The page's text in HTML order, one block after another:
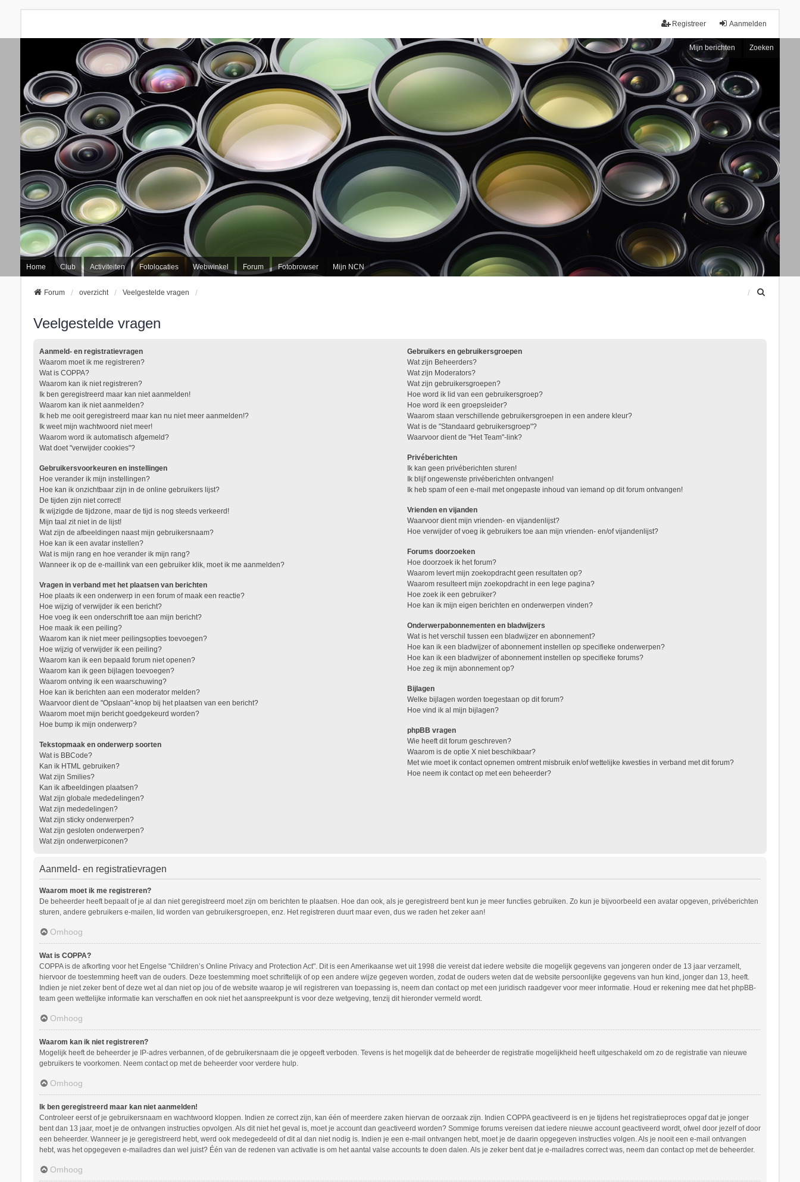
Aanmelden
Registreer
Mijn berichten Zoeken
Home Club Activiteiten Fotolocaties Webwinkel Forum Fotobrowser Mijn NCN
Forum overzicht Veelgestelde vragen
Veelgestelde vragen
Aanmeld- en registratievragen
Waarom moet ik me registreren?
Wat is COPPA?
Waarom kan ik niet registreren?
Ik ben geregistreerd maar kan niet aanmelden!
Waarom kan ik niet aanmelden?
Ik heb me ooit geregistreerd maar kan nu niet meer aanmelden!?
Ik weet mijn wachtwoord niet meer!
Waarom word ik automatisch afgemeld?
Wat doet "verwijder cookies"?
Gebruikersvoorkeuren en instellingen
Hoe verander ik mijn instellingen?
Hoe kan ik onzichtbaar zijn in de online gebruikers lijst?
De tijden zijn niet correct!
Ik wijzigde de tijdzone, maar de tijd is nog steeds verkeerd!
Mijn taal zit niet in de lijst!
Wat zijn de afbeeldingen naast mijn gebruikersnaam?
Hoe kan ik een avatar instellen?
Wat is mijn rang en hoe verander ik mijn rang?
Wanneer ik op de e-maillink van een gebruiker klik, moet ik me aanmelden?
Vragen in verband met het plaatsen van berichten
Hoe plaats ik een onderwerp in een forum of maak een reactie?
Hoe wijzig of verwijder ik een bericht?
Hoe voeg ik een onderschrift toe aan mijn bericht?
Hoe maak ik een peiling?
Waarom kan ik niet meer peilingsopties toevoegen?
Hoe wijzig of verwijder ik een peiling?
Waarom kan ik een bepaald forum niet openen?
Waarom kan ik geen bijlagen toevoegen?
Waarom ontving ik een waarschuwing?
Hoe kan ik berichten aan een moderator melden?
Waarvoor dient de "Opslaan"-knop bij het plaatsen van een bericht?
Waarom moet mijn bericht goedgekeurd worden?
Hoe bump ik mijn onderwerp?
Tekstopmaak en onderwerp soorten
Wat is BBCode?
Kan ik HTML gebruiken?
Wat zijn Smilies?
Kan ik afbeeldingen plaatsen?
Wat zijn globale mededelingen?
Wat zijn mededelingen?
Wat zijn sticky onderwerpen?
Wat zijn gesloten onderwerpen?
Wat zijn onderwerpiconen?
Gebruikers en gebruikersgroepen
Wat zijn Beheerders?
Wat zijn Moderators?
Wat zijn gebruikersgroepen?
Hoe word ik lid van een gebruikersgroep?
Hoe word ik een groepsleider?
Waarom staan verschillende gebruikersgroepen in een andere kleur?
Wat is de "Standaard gebruikersgroep"?
Waarvoor dient de "Het Team"-link?
Privéberichten
Ik kan geen privéberichten sturen!
Ik blijf ongewenste privéberichten ontvangen!
Ik heb spam of een e-mail met ongepaste inhoud van iemand op dit forum ontvangen!
Vrienden en vijanden
Waarvoor dient mijn vrienden- en vijandenlijst?
Hoe verwijder of voeg ik gebruikers toe aan mijn vrienden- en/of vijandenlijst?
Forums doorzoeken
Hoe doorzoek ik het forum?
Waarom levert mijn zoekopdracht geen resultaten op?
Waarom resulteert mijn zoekopdracht in een lege pagina?
Hoe zoek ik een gebruiker?
Hoe kan ik mijn eigen berichten en onderwerpen vinden?
Onderwerpabonnementen en bladwijzers
Wat is het verschil tussen een bladwijzer en abonnement?
Hoe kan ik een bladwijzer of abonnement instellen op specifieke onderwerpen?
Hoe kan ik een bladwijzer of abonnement instellen op specifieke forums?
Hoe zeg ik mijn abonnement op?
Bijlagen
Welke bijlagen worden toegestaan op dit forum?
Hoe vind ik al mijn bijlagen?
phpBB vragen
Wie heeft dit forum geschreven?
Waarom is de optie X niet beschikbaar?
Met wie moet ik contact opnemen omtrent misbruik en/of wettelijke kwesties in verband met dit forum?
Hoe neem ik contact op met een beheerder?
Aanmeld- en registratievragen
Waarom moet ik me registreren?
De beheerder heeft bepaalt of je al dan niet geregistreerd moet zijn om berichten te plaatsen. Hoe dan ook, als je geregistreerd bent kun je meer functies gebruiken. Zo kun je bijvoorbeeld een avatar opgeven, privéberichten
sturen, andere gebruikers e-mailen, lid worden van gebruikersgroepen, enz. Het registreren duurt maar even, dus we raden het zeker aan!
Omhoog
Wat is COPPA?
COPPA is de afkorting voor het Engelse "Children’s Online Privacy and Protection Act". Dit is een Amerikaanse wet uit 1998 die vereist dat iedere website die mogelijk gegevens van jongeren onder de 13 jaar verzamelt,
hiervoor de toestemming heeft van de ouders. Deze toestemming moet schriftelijk of op een andere wijze gegeven worden, zodat de ouders weten dat de website persoonlijke gegevens van hun kind, jonger dan 13, heeft.
Indien je niet zeker bent of deze wet al dan niet op jou of de website waarop je wil registreren van toepassing is, neem dan contact op met een juridisch raadgever voor meer informatie. Houd er rekening mee dat het phpBB-
team geen wettelijke informatie kan verschaffen en ook niet het aanspreekpunt is voor deze wetgeving, tenzij dit hieronder vermeld wordt.
Omhoog
Waarom kan ik niet registreren?
Mogelijk heeft de beheerder je IP-adres verbannen, of de gebruikersnaam die je opgeeft verboden. Tevens is het mogelijk dat de beheerder de registratie mogelijkheid heeft uitgeschakeld om zo de registratie van nieuwe
gebruikers te voorkomen. Neem contact op met de beheerder voor verdere hulp.
Omhoog
Ik ben geregistreerd maar kan niet aanmelden!
Controleer eerst of je gebruikersnaam en wachtwoord kloppen. Indien ze correct zijn, kan één of meerdere zaken hiervan de oorzaak zijn. Indien COPPA geactiveerd is en je tijdens het registratieproces opgaf dat je jonger
bent dan 13 jaar, moet je de ontvangen instructies opvolgen. Als dit niet het geval is, moet je account dan geactiveerd worden? Sommige forums vereisen dat iedere nieuwe account geactiveerd wordt, ofwel door jezelf of door
een beheerder. Wanneer je je geregistreerd hebt, werd ook medegedeeld of dit al dan niet nodig is. Indien je een e-mail ontvangen hebt, moet je de daarin opgegeven instructies volgen. Als je nooit een e-mail ontvangen
hebt, was het opgegeven e-mailadres dan wel juist? Één van de redenen van activatie is om het aantal valse accounts te doen dalen. Als je zeker bent dat je e-mailadres correct was, neem dan contact op met de beheerder.
Omhoog